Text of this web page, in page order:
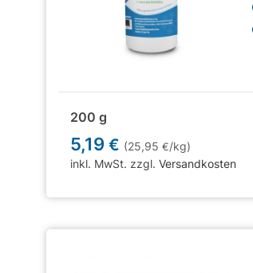
200 g
5,19€ (25,95€/kg)
inkl. MwSt. zzgl.Versandkosten